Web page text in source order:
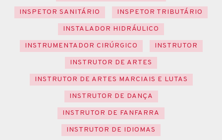
INSPETOR SANITÁRIO
INSPETOR TRIBUTÁRIO
INSTALADOR HIDRÁULICO
INSTRUMENTADOR CIRÚRGICO
INSTRUTOR
INSTRUTOR DE ARTES
INSTRUTOR DE ARTES MARCIAIS E LUTAS
INSTRUTOR DE DANÇA
INSTRUTOR DE FANFARRA
INSTRUTOR DE IDIOMAS